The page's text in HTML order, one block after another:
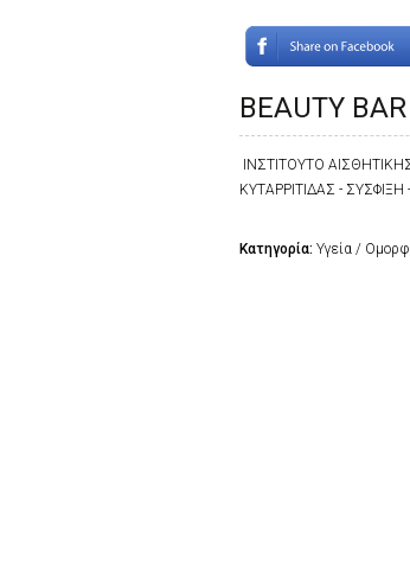
BEAUTY
ΙΝΣΤΙΤΟΥΤΟ
ΚΥΤΑΡΡΙΤΙΔΑΣ -
Κατηγορία: Υγεία /